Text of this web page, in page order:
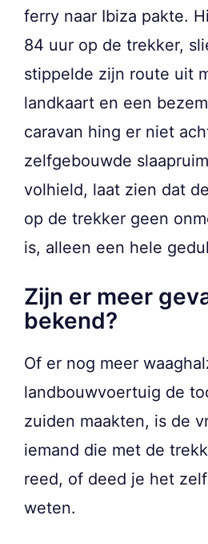
ferry naar Ibiza pakte.
84 uur op de trekker,
stippelde zijn route uit
landkaart en een
caravan hing er niet
zelfgebouwde
volhield, laat zien dat
op de trekker geen
is, alleen een hele
Zijn er meer
bekend?
Of er nog meer
landbouwvoertuig de
zuiden maakten, is de
iemand die met de
reed, of deed je het
weten.